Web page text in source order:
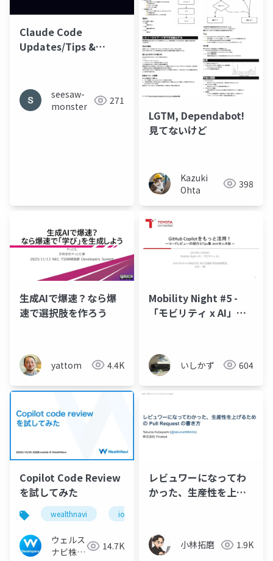
Claude Code
Updates/Tips &
seesaw-
monster
271
LGTM, Dependabot!
見てないけど
Kazuki
Ohta
398
生成AIで爆速？なら爆
速で選択肢を作ろう
yattom 4.4K
Mobility Night #5 -
「モビリティ x AI」
いしかず 604
Copilot Code Review
を試してみた
wealthnavi ios
ウェルス
ナビ株式
14.7K
レビュワーになってわ
かった、生産性を上げ
小林拓磨 1.9K